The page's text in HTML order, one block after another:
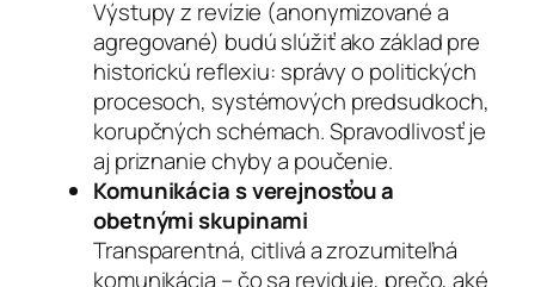
Výstupy z revízie (anonymizované a
agregované) budú slúžiť ako základ pre
historickú reflexiu: správy o politických
procesoch, systémových predsudkoch,
korupčných schémach. Spravodlivosť je
aj priznanie chyby a poučenie.
Komunikácia s verejnosťou a
obetnými skupinami
Transparentná, citlivá a zrozumiteľná
komunikácia – čo sa reviduje, prečo, aké